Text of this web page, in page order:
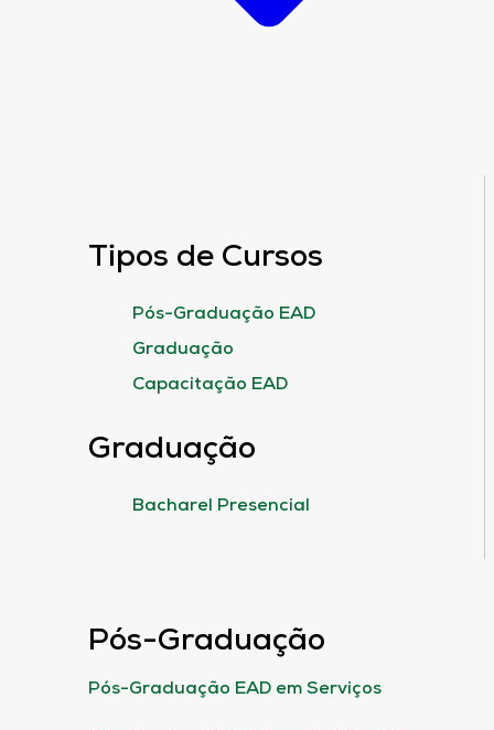
Tipos de Cursos
Pós-Graduação EAD
Graduação
Capacitação EAD
Graduação
Bacharel Presencial
Pós-Graduação
Pós-Graduação EAD em Serviços